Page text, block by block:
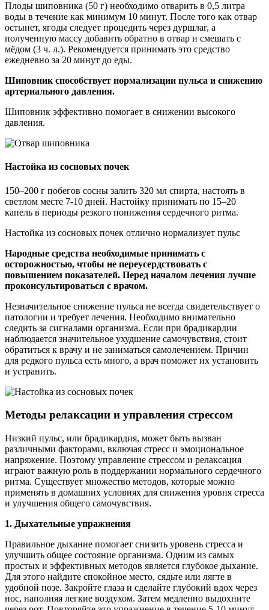
Плоды шиповника (50 г) необходимо отварить в 0,5 литра
воды в течение как минимум 10 минут. После того как отвар
остынет, ягоды следует процедить через дуршлаг, а
полученную массу добавить обратно в отвар и смешать с
мёдом (3 ч. л.). Рекомендуется принимать это средство
ежедневно за 20 минут до еды.
Шиповник способствует нормализации пульса и снижению
артериального давления.
Шиповник эффективно помогает в снижении высокого
давления.
Настойка из сосновых почек
150–200 г побегов сосны залить 320 мл спирта, настоять в
светлом месте 7-10 дней. Настойку принимать по 15–20
капель в периоды резкого понижения сердечного ритма.
Настойка из сосновых почек отлично нормализует пульс
Народные средства необходимые принимать с
осторожностью, чтобы не переусердствовать с
повышением показателей. Перед началом лечения лучше
проконсультироваться с врачом.
Незначительное снижение пульса не всегда свидетельствует о
патологии и требует лечения. Необходимо внимательно
следить за сигналами организма. Если при брадикардии
наблюдается значительное ухудшение самочувствия, стоит
обратиться к врачу и не заниматься самолечением. Причин
для редкого пульса есть много, а врач поможет их установить
и устранить.
Методы релаксации и управления стрессом
Низкий пульс, или брадикардия, может быть вызван
различными факторами, включая стресс и эмоциональное
напряжение. Поэтому управление стрессом и релаксация
играют важную роль в поддержании нормального сердечного
ритма. Существует множество методов, которые можно
применять в домашних условиях для снижения уровня стресса
и улучшения общего самочувствия.
1. Дыхательные упражнения
Правильное дыхание помогает снизить уровень стресса и
улучшить общее состояние организма. Одним из самых
простых и эффективных методов является глубокое дыхание.
Для этого найдите спокойное место, сядьте или лягте в
удобной позе. Закройте глаза и сделайте глубокий вдох через
нос, наполняя легкие воздухом. Затем медленно выдохните